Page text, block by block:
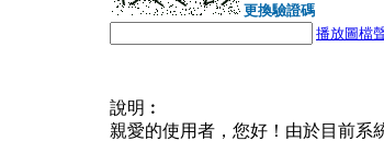
更換驗證碼
播放圖檔
說明︰
親愛的使用者，您好！由於目前系